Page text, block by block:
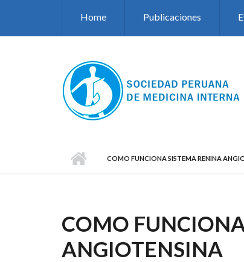
Home Publicaciones
COMO FUNCIONA SISTEMA RENINA
COMO
ANGIOTENSINA